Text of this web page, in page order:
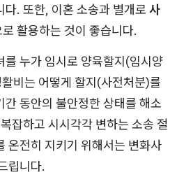
다. 또한, 이혼 소송과 별개로 사
활용하는 것이 좋습니다.
를 누가 임시로 양육할지(임시양
비는 어떻게 할지(사전처분)를
간 동안의 불안정한 상태를 해소
잡하고 시시각각 변하는 소송 절
온전히 지키기 위해서는 변화사
립니다.